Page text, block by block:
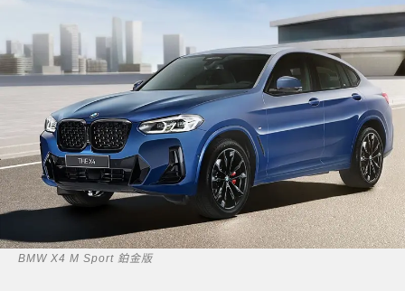
BMW X4 M Sport 鉑金版